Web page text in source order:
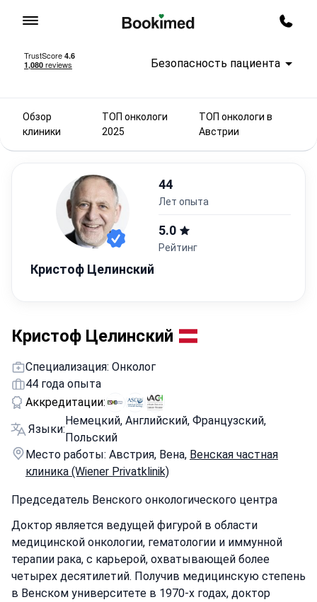
Безопасность пациента
Обзор
клиники
ТОП онкологи
2025
ТОП онкологи в
Австрии
Кристоф Целинский
44
лет опыта
5.0
Рейтинг
Кристоф Целинский
Специализация: Онколог
44 года опыта
Аккредитации:
Языки:
Немецкий, Английский, Французский,
Польский
Место работы: Австрия, Вена, Венская частная
клиника (Wiener Privatklinik)
Председатель Венского онкологического центра
Доктор является ведущей фигурой в области
медицинской онкологии, гематологии и иммунной
терапии рака, с карьерой, охватывающей более
четырех десятилетий. Получив медицинскую степень
в Венском университете в 1970-х годах, доктор